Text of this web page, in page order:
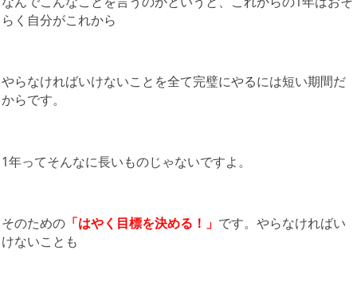
らく自分がこれから
やらなければいけないことを全て完璧にやるには短い期間だ
からです。
1年ってそんなに長いものじゃないですよ。
そのための 「はやく 目標を決める！」 です。やらなければい
けないことも